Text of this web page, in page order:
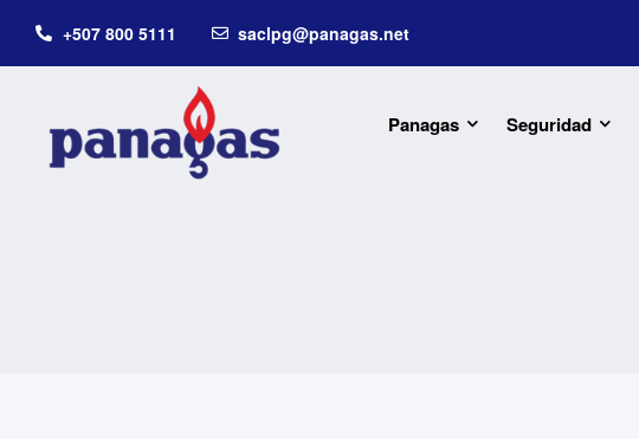
+507 800 5111 saclpg@panagas.net
Panagas Seguridad